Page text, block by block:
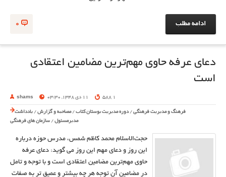
0 ادامه مطلب
دعای عرفه حاوی مهم‌ترين مضامين اعتقادی
است
shams 11 دی 1348, 03:30 1 588
فرهنگ و مدیریت فرهنگی /دوره مدیریت بوستان کتاب /مصاحبه و گزارش / یادداشت
مدیرمسئول / سازمان های فرهنگی
حجت‌الاسلام محمد كاظم شمس، مدرس حوزه درباره
اين روز و دعاي مهم اين روز مي گويد: دعاي عرفه
حاوي مهم‌ترين مضامين اعتقادي است و با توجه و تامل
در مضامين آن توجه هر چه بيشتر و عميق تر به صفات